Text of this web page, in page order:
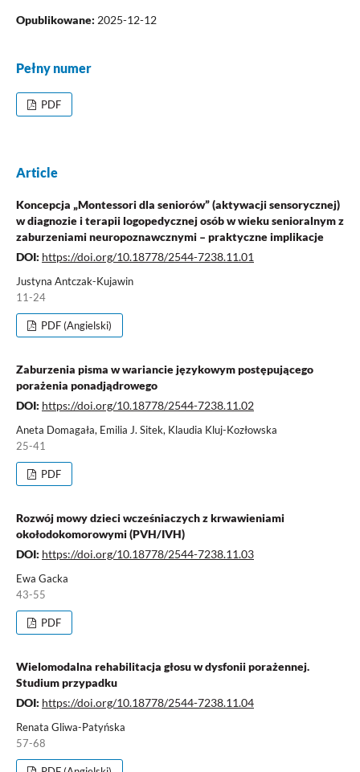
Opublikowane: 2025-12-12
Pełny numer
PDF
Article
Koncepcja „Montessori dla seniorów” (aktywacji sensorycznej)
w diagnozie i terapii logopedycznej osób w wieku senioralnym z
zaburzeniami neuropoznawcznymi – praktyczne implikacje
DOI: https://doi.org/10.18778/2544-7238.11.01
Justyna Antczak-Kujawin
11-24
PDF (Angielski)
Zaburzenia pisma w wariancie językowym postępującego
porażenia ponadjądrowego
DOI: https://doi.org/10.18778/2544-7238.11.02
Aneta Domagała, Emilia J. Sitek, Klaudia Kluj-Kozłowska
25-41
PDF
Rozwój mowy dzieci wcześniaczych z krwawieniami
okołodokomorowymi (PVH/IVH)
DOI: https://doi.org/10.18778/2544-7238.11.03
Ewa Gacka
43-55
PDF
Wielomodalna rehabilitacja głosu w dysfonii porażennej.
Studium przypadku
DOI: https://doi.org/10.18778/2544-7238.11.04
Renata Gliwa-Patyńska
57-68